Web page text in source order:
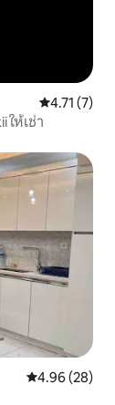
คะแนนเฉลี่ย
4.71 (7)
ให้เช่า
คะแนนเฉลี่ย
4.96 (28)